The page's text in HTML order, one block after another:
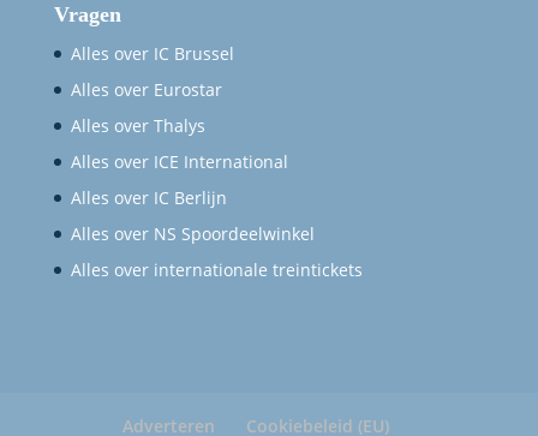
Vragen
Alles over IC Brussel
Alles over Eurostar
Alles over Thalys
Alles over ICE International
Alles over IC Berlijn
Alles over NS Spoordeelwinkel
Alles over internationale treintickets
Adverteren Cookiebeleid (EU)